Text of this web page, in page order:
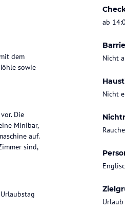
ab
Nicht
Nicht
dem
sowie
Die
Minibar,
auf.
sind,